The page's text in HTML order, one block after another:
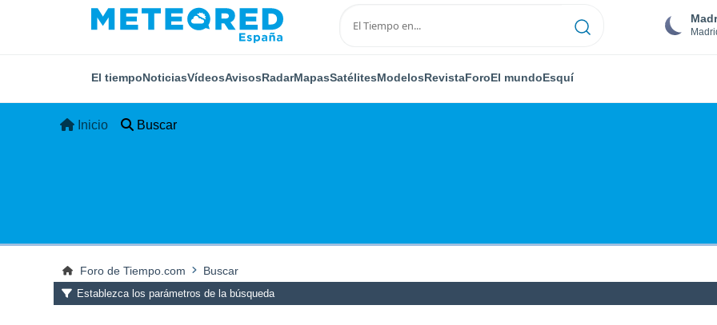
El tiempoNoticiasVídeosAvisosRadarMapasSatélitesModelosRevistaForoEl mundoEsquí
Inicio Buscar
Foro de Tiempo.com Buscar
Establezca los parámetros de la búsqueda